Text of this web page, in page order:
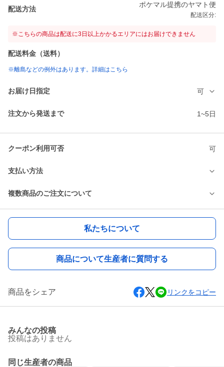
配送方法
ポケマル提携のヤマト便
配送区分:
※こちらの商品は配送に3日以上かかるエリアにはお届けできません
配送料金（送料）
※離島などの例外はあります。詳細はこちら
お届け日指定 可
注文から発送まで 1~5日
クーポン利用可否 可
支払い方法
複数商品のご注文について
私たちについて
商品について生産者に質問する
商品をシェア リンクをコピー
みんなの投稿
投稿はありません
同じ生産者の商品